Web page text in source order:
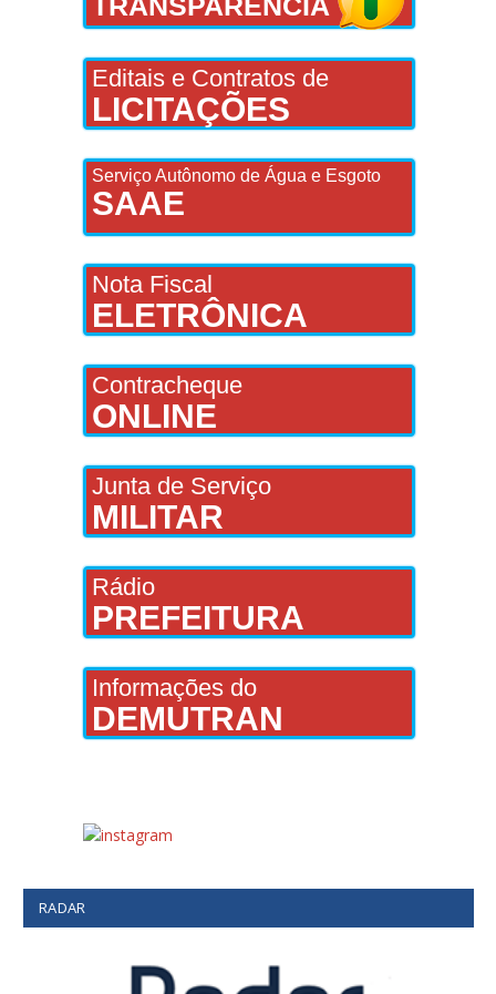
Editais e Contratos de
LICITAÇÕES
Serviço Autônomo de Água e Esgoto
SAAE
Nota Fiscal
ELETRÔNICA
Contracheque
ONLINE
Junta de Serviço
MILITAR
Rádio
PREFEITURA
Informações do
DEMUTRAN
RADAR